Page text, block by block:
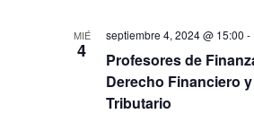
MIÉ
4
septiembre 4, 2024 @ 15:00 -
Profesores de
Derecho Financiero
Tributario